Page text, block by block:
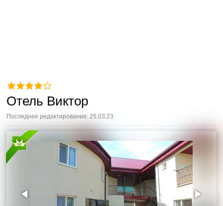
Отель Виктор
Последнее редактирование: 25.03.23